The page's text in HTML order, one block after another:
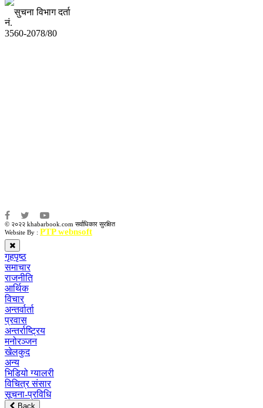
सुचना विभाग दर्ता
नं.
3560-2078/80
© २०२२ khabarbook.com सर्वाधिकार सुरक्षित
Website By : PTP webnsoft
गृहपृष्ठ
समाचार
राजनीति
आर्थिक
विचार
अन्तर्वार्ता
प्रवास
अन्तर्राष्ट्रिय
मनोरञ्जन
खेलकुद
अन्य
भिडियो ग्यालरी
विचित्र संसार
सूचना-प्रविधि
Back